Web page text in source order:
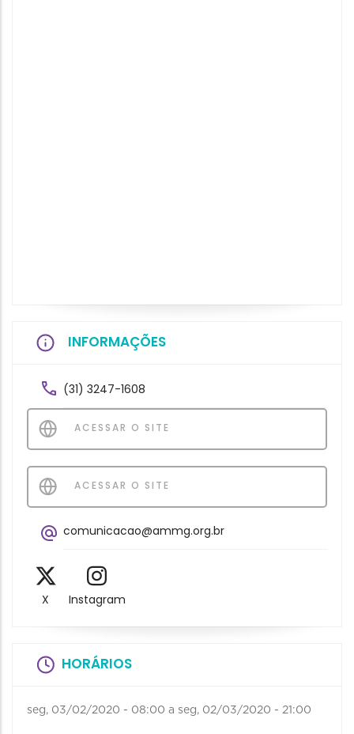
INFORMAÇÕES
(31) 3247-1608
ACESSAR O SITE
ACESSAR O SITE
comunicacao@ammg.org.br
X Instagram
HORÁRIOS
seg, 03/02/2020 - 08:00 a seg, 02/03/2020 - 21:00